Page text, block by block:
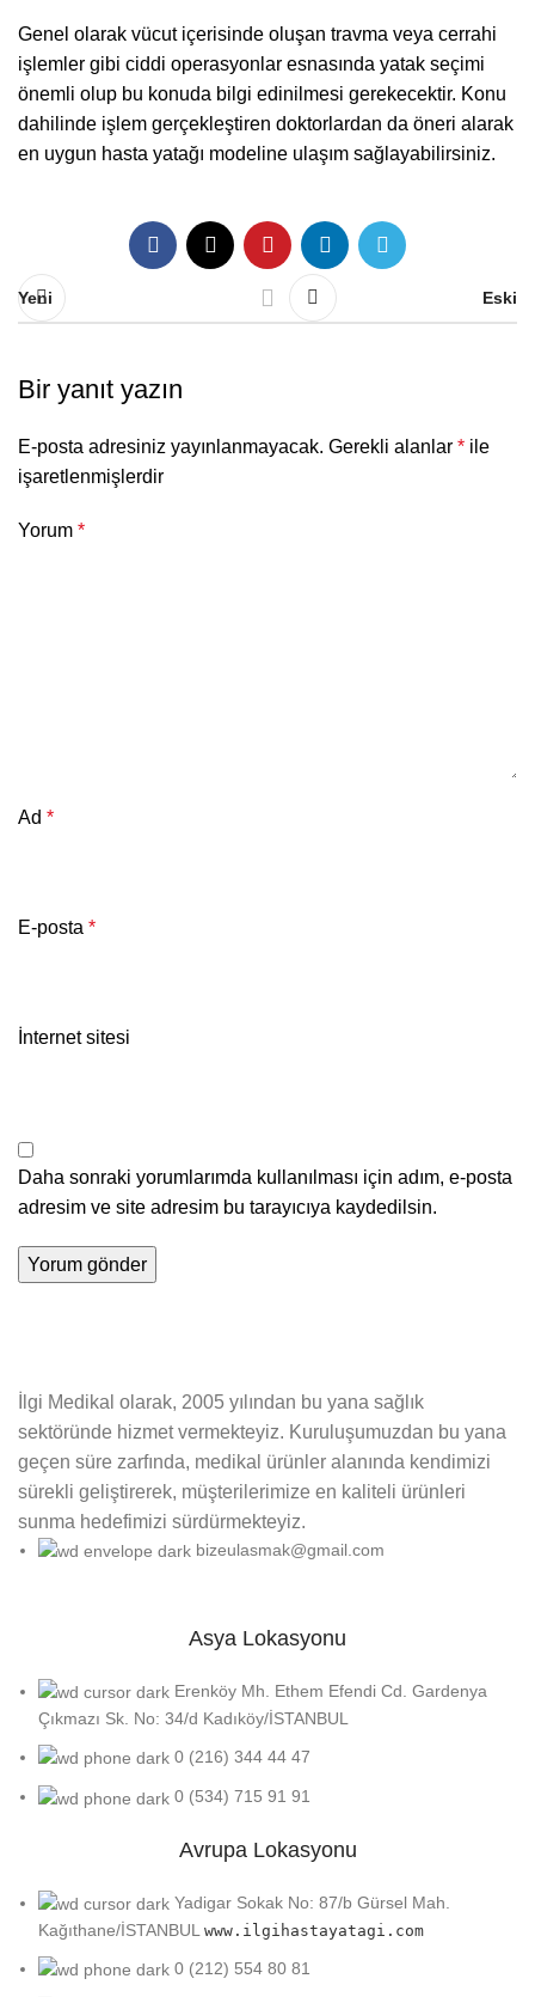
Genel olarak vücut içerisinde oluşan travma veya cerrahi
işlemler gibi ciddi operasyonlar esnasında yatak seçimi
önemli olup bu konuda bilgi edinilmesi gerekecektir. Konu
dahilinde işlem gerçekleştiren doktorlardan da öneri alarak
en uygun hasta yatağı modeline ulaşım sağlayabilirsiniz.
Yeni Eski
Bir yanıt yazın
E-posta adresiniz yayınlanmayacak. Gerekli alanlar * ile
işaretlenmişlerdir
Yorum *
Ad *
E-posta *
İnternet sitesi
Daha sonraki yorumlarımda kullanılması için adım, e-posta
adresim ve site adresim bu tarayıcıya kaydedilsin.
İlgi Medikal olarak, 2005 yılından bu yana sağlık
sektöründe hizmet vermekteyiz. Kuruluşumuzdan bu yana
geçen süre zarfında, medikal ürünler alanında kendimizi
sürekli geliştirerek, müşterilerimize en kaliteli ürünleri
sunma hedefimizi sürdürmekteyiz.
bizeulasmak@gmail.com
Asya Lokasyonu
Erenköy Mh. Ethem Efendi Cd. Gardenya
Çıkmazı Sk. No: 34/d Kadıköy/İSTANBUL
0 (216) 344 44 47
0 (534) 715 91 91
Avrupa Lokasyonu
Yadigar Sokak No: 87/b Gürsel Mah.
Kağıthane/İSTANBUL www.ilgihastayatagi.com
0 (212) 554 80 81